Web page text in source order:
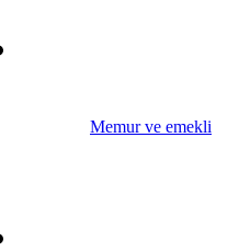
Memur ve emekli